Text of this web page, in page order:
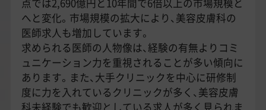
点では2,690億円と10年間で6倍以上の市場規模と
へと変化。市場規模の拡大により、美容皮膚科の
医師求人も増加しています。
求められる医師の人物像は、経験の有無よりコミ
ュニケーション力を重視されることが多い傾向に
あります。また、大手クリニックを中心に研修制
度に力を入れているクリニックが多く、美容皮膚